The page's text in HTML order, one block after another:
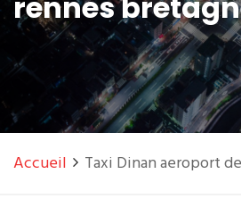
Accueil Taxi Dinan aeroport